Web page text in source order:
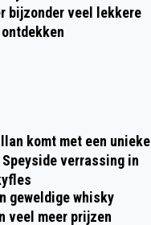
bijzonder veel lekkere
komt met een unieke
verrassing in
geweldige whisky
veel meer prijzen